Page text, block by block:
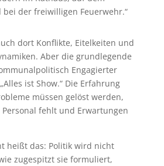
bei der freiwilligen Feuerwehr.“
dort Konflikte, Eitelkeiten und
Aber die grundlegende
Engagierter
ist Show.“ Die Erfahrung
müssen gelöst werden,
fehlt und Erwartungen
heißt das: Politik wird nicht
zugespitzt sie formuliert,